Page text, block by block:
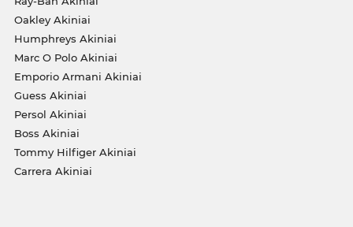
Oakley Akiniai
Humphreys Akiniai
Marc O Polo Akiniai
Emporio Armani Akiniai
Guess Akiniai
Persol Akiniai
Boss Akiniai
Tommy Hilfiger Akiniai
Carrera Akiniai